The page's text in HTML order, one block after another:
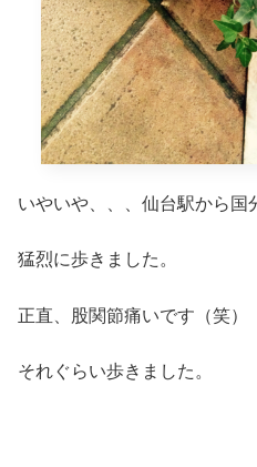
いやいや、、、仙台駅から国
猛烈に歩きました。
正直、股関節痛いです（笑）
それぐらい歩きました。